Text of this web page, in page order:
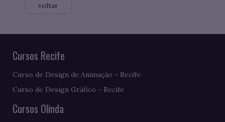
voltar
Cursos Recife
Curso de Design de Animação - Recife
Curso de Design Gráfico - Recife
Cursos Olinda